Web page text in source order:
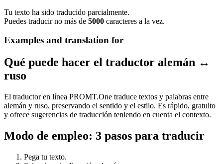
Tu texto ha sido traducido parcialmente.
Puedes traducir no más de 5000 caracteres a la vez.
Examples and translation for
Qué puede hacer el traductor alemán ↔
ruso
El traductor en línea PROMT.One traduce textos y palabras entre
alemán y ruso, preservando el sentido y el estilo. Es rápido, gratuito
y ofrece sugerencias de traducción teniendo en cuenta el contexto.
Modo de empleo: 3 pasos para traducir
Pega tu texto.